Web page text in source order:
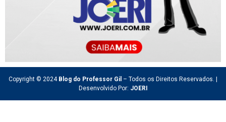
Copyright © 2024 Blog do Professor Gil – Todos os Direitos Reservados. |
Desenvolvido Por: JOERI